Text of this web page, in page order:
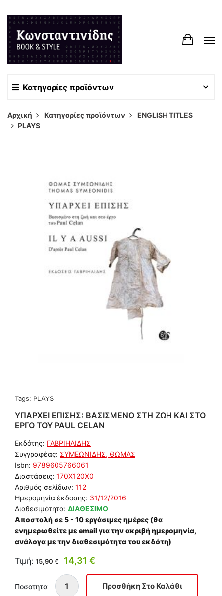
Κατηγορίες προϊόντων
Αρχική Κατηγορίες προϊόντων
ENGLISH TITLES
PLAYS
Tags: PLAYS
ΥΠΑΡΧΕΙ ΕΠΙΣΗΣ: ΒΑΣΙΣΜΕΝΟ ΣΤΗ ΖΩΗ ΚΑΙ ΣΤΟ
ΕΡΓΟ ΤΟΥ PAUL CELAN
Εκδότης: ΓΑΒΡΙΗΛΙΔΗΣ
Συγγραφέας: ΣΥΜΕΩΝΙΔΗΣ, ΘΩΜΑΣ
Isbn: 9789605766061
Διαστάσεις: 170Χ120Χ0
Αριθμός σελίδων: 112
Ημερομηνία έκδοσης: 31/12/2016
Διαθεσιμότητα: ΔΙΑΘΕΣΙΜΟ
Αποστολή σε 5 - 10 εργάσιμες ημέρες (θα
ενημερωθείτε με email για την ακριβή ημερομηνία,
ανάλογα με την διαθεσιμότητα του εκδότη)
Τιμή: 15,90 € 14,31 €
Ποσοτητα